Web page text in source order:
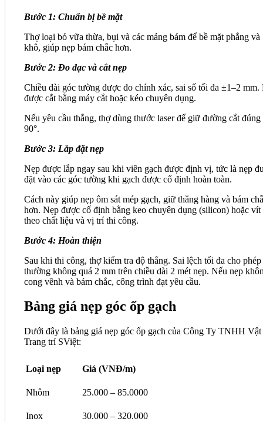
Bước 1: Chuẩn bị bề mặt
Thợ loại bỏ vữa thừa, bụi và các mảng bám để bề mặt phẳng và
khô, giúp nẹp bám chắc hơn.
Bước 2: Đo đạc và cắt nẹp
Chiều dài góc tường được đo chính xác, sai số tối đa ±1–2 mm.
được cắt bằng máy cắt hoặc kéo chuyên dụng.
Nếu yêu cầu thẳng, thợ dùng thước laser để giữ đường cắt đúng
90°.
Bước 3: Lắp đặt nẹp
Nẹp được lắp ngay sau khi viên gạch được định vị, tức là nẹp
đặt vào các góc tường khi gạch được cố định hoàn toàn.
Cách này giúp nẹp ôm sát mép gạch, giữ thẳng hàng và bám
hơn. Nẹp được cố định bằng keo chuyên dụng (silicon) hoặc vít
theo chất liệu và vị trí thi công.
Bước 4: Hoàn thiện
Sau khi thi công, thợ kiểm tra độ thẳng. Sai lệch tối đa cho phép
thường không quá 2 mm trên chiều dài 2 mét nẹp. Nếu nẹp
cong vênh và bám chắc, công trình đạt yêu cầu.
Bảng giá nẹp góc ốp gạch
Dưới đây là bảng giá nẹp góc ốp gạch của Công Ty TNHH
Trang trí SViệt:
Loại nẹp Giá (VNĐ/m)
Nhôm 25.000 – 85.0000
Inox 30.000 – 320.000